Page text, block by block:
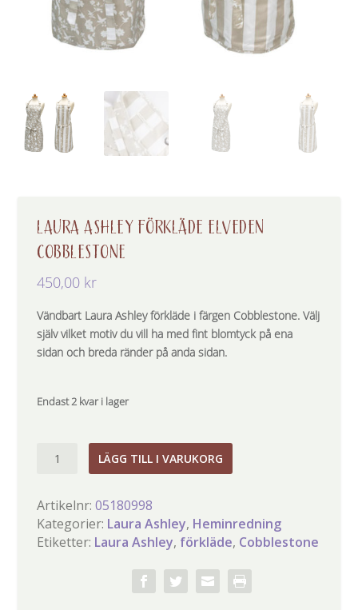
LAURA ASHLEY FÖRKLÄDE ELVEDEN
COBBLESTONE
450,00 kr
Vändbart Laura Ashley förkläde i färgen Cobblestone. Välj
själv vilket motiv du vill ha med fint blomtyck på ena
sidan och breda ränder på anda sidan.
Endast 2 kvar i lager
ELVEDEN
COBBLESTONE
mängd
LÄGG TILL I VARUKORG
Artikelnr:05180998
Kategorier: Laura Ashley, Heminredning
Etiketter: Laura Ashley, förkläde, Cobblestone